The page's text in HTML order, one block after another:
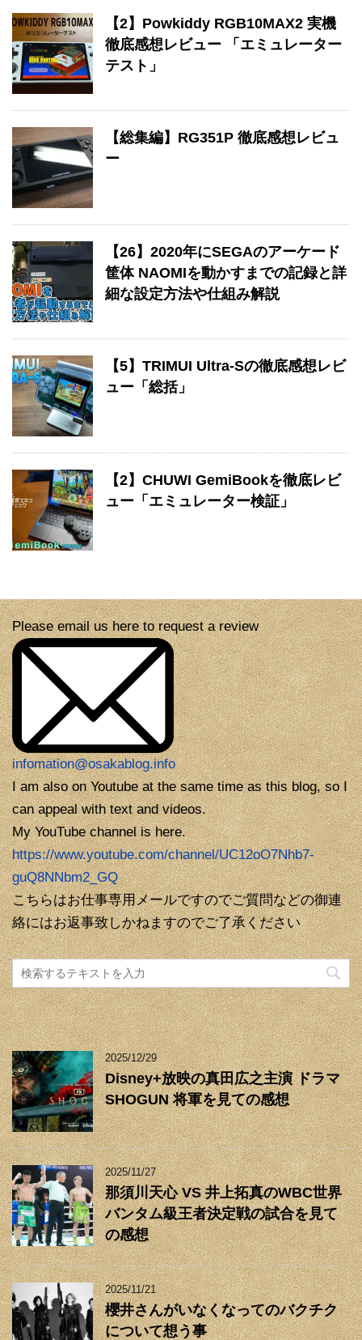
【2】Powkiddy RGB10MAX2 実機
徹底感想レビュー 「エミュレーター
テスト」
【総集編】RG351P 徹底感想レビュ
ー
【26】2020年にSEGAのアーケード
筐体 NAOMIを動かすまでの記録と詳
細な設定方法や仕組み解説
【5】TRIMUI Ultra-Sの徹底感想レビ
ュー「総括」
【2】CHUWI GemiBookを徹底レビ
ュー「エミュレーター検証」
Please email us here to request a review
infomation@osakablog.info
I am also on Youtube at the same time as this blog, so I
can appeal with text and videos.
My YouTube channel is here.
https://www.youtube.com/channel/UC12oO7Nhb7-
guQ8NNbm2_GQ
こちらはお仕事専用メールですのでご質問などの御連
絡にはお返事致しかねますのでご了承ください
2025/12/29
Disney+放映の真田広之主演 ドラマ
SHOGUN 将軍を見ての感想
2025/11/27
那須川天心 VS 井上拓真のWBC世界
バンタム級王者決定戦の試合を見て
の感想
2025/11/21
櫻井さんがいなくなってのバクチク
について想う事